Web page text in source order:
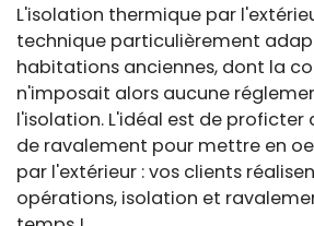
L'isolation thermique par
technique particulièrement
habitations anciennes, dont la
n'imposait alors aucune
l'isolation. L'idéal est de proficter
de ravalement pour mettre en
par l'extérieur : vos clients
opérations, isolation et